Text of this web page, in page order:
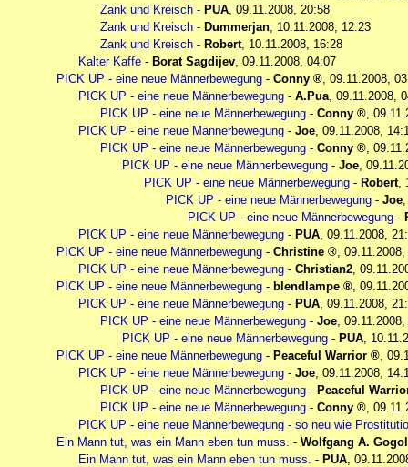
Zank und Kreisch - PUA 09.11.2008, 20:58
Zank und Kreisch - Dummerjan 10.11.2008, 12:23
Zank und Kreisch - Robert, 10.11.2008, 16:28
Kalter Kaffe - Borat Sagdijev 09.11.2008, 04:07
PICK UP - eine neue Männerbewegung - Conny
09.11.2008,
PICK UP - eine neue Männerbewegung - A.Pua 09.11.2008,
PICK UP - eine neue Männerbewegung - Conny
PICK UP - eine neue Männerbewegung - Joe 09.11.2008,
PICK UP - eine neue Männerbewegung - Conny
PICK UP - eine neue Männerbewegung - Joe
PICK UP - eine neue Männerbewegung - Robert,
PICK UP - eine neue Männerbewegung - Joe
PICK UP - eine neue Männerbewegung -
PICK UP - eine neue Männerbewegung - PUA 09.11.2008,
PICK UP - eine neue Männerbewegung - Christine
PICK UP - eine neue Männerbewegung - Christian2
PICK UP - eine neue Männerbewegung - blendlampe
PICK UP - eine neue Männerbewegung - PUA 09.11.2008,
PICK UP - eine neue Männerbewegung - Joe
PICK UP - eine neue Männerbewegung - PUA
PICK UP - eine neue Männerbewegung - Peaceful Warrior
PICK UP - eine neue Männerbewegung - Joe 09.11.2008,
PICK UP - eine neue Männerbewegung - Peaceful
PICK UP - eine neue Männerbewegung - Conny
PICK UP - eine neue Männerbewegung - so neu wie
Ein Mann tut, was ein Mann eben tun muss. - Wolfgang A.
Ein Mann tut, was ein Mann eben tun muss. - PUA